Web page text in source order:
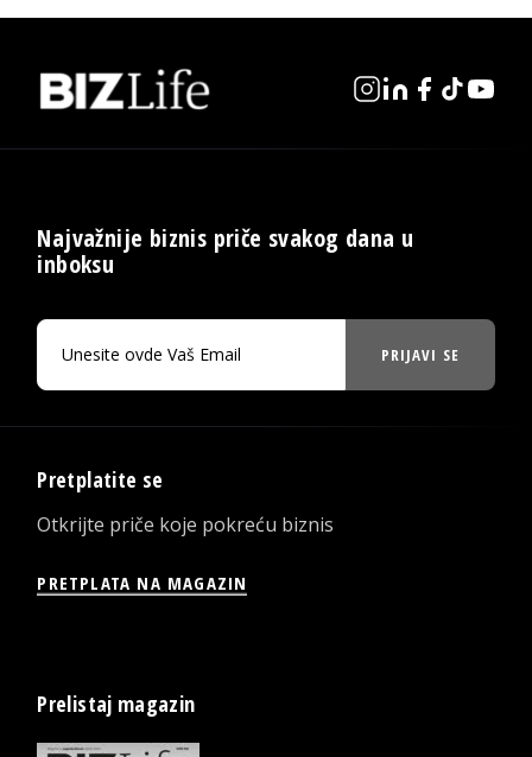
Najvažnije biznis priče svakog dana u
inboksu
PRIJAVI SE
Pretplatite se
Otkrijte priče koje pokreću biznis
PRETPLATA NA MAGAZIN
Prelistaj magazin